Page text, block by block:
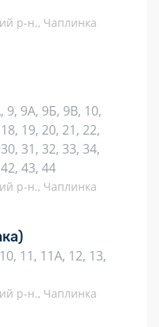
р-н., Чаплинка
9, 9А, 9Б, 9В, 10,
19, 20, 21, 22,
31, 32, 33, 34,
43, 44
р-н., Чаплинка
11, 11А, 12, 13,
р-н., Чаплинка